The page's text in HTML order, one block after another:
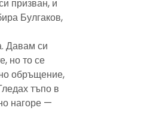
призван, и
Булгаков,
Давам си
но то се
обръщение,
тъпо в
нагоре —